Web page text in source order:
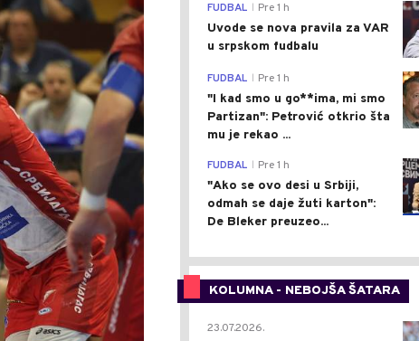
FUDBAL Pre 1 h
Uvode se nova pravila za VAR
u srpskom fudbalu
FUDBAL Pre 1 h
"I kad smo u go**ima, mi smo
Partizan": Petrović otkrio šta
mu je rekao ...
FUDBAL Pre 1 h
"Ako se ovo desi u Srbiji,
odmah se daje žuti karton":
De Bleker preuzeo...
KOLUMNA - NEBOJŠA ŠATARA
23.07.2026.